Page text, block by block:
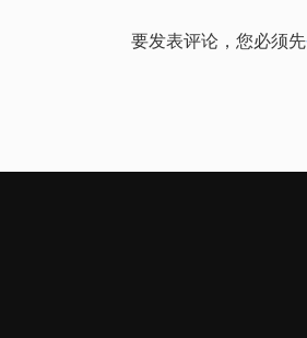
要发表评论，您必须先